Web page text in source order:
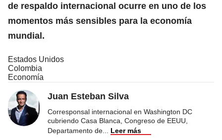
de respaldo internacional ocurre en uno de los
momentos más sensibles para la economía
mundial.
Estados Unidos
Colombia
Economía
Juan Esteban Silva
Corresponsal internacional en Washington DC
cubriendo Casa Blanca, Congreso de EEUU,
Departamento de
Leer más